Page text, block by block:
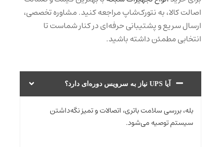
اصالت کالا، به نتورک‌شاپ مراجعه کنید. مشاوره تخصصی،
ارسال سریع و پشتیبانی حرفه‌ای در کنار شماست تا
انتخابی مطمئن داشته باشید.
آیا UPS نیاز به سرویس دوره‌ای دارد؟
بله، بررسی سلامت باتری، اتصالات و تمیز نگه‌داشتن
سیستم توصیه می‌شود.